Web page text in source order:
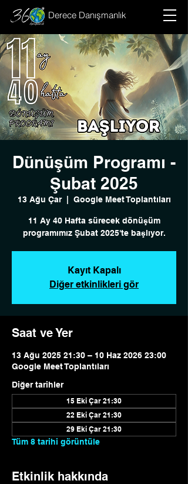
Derece Danışmanlık
Dünüşüm Programı -
Şubat 2025
13 Ağu Çar
  |
Google Meet Toplantıları
11 Ay 40 Hafta sürecek dönüşüm
programımız Şubat 2025'te başlıyor.
Kayıt Kapalı
Diğer etkinlikleri gör
Saat ve Yer
13 Ağu 2025 21:30 – 10 Haz 2026 23:00
Google Meet Toplantıları
Diğer tarihler
15 Eki Çar 21:30
22 Eki Çar 21:30
29 Eki Çar 21:30
Tüm 8 tarihi görüntüle
Etkinlik hakkında